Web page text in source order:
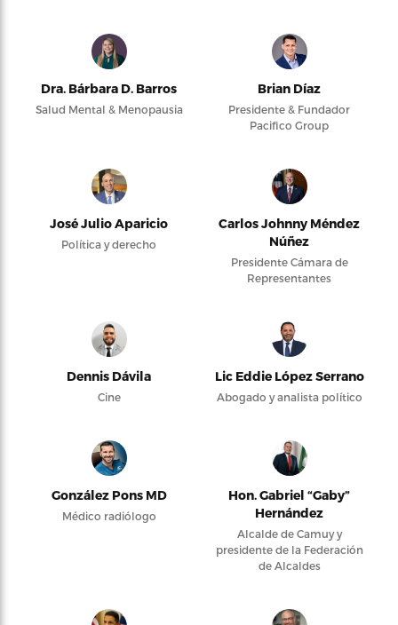
Dra. Bárbara D. Barros
Salud Mental & Menopausia
Brian Díaz
Presidente & Fundador
Pacifico Group
José Julio Aparicio
Política y derecho
Carlos Johnny Méndez
Núñez
Presidente Cámara de
Representantes
Dennis Dávila
Cine
Lic Eddie López Serrano
Abogado y analista político
González Pons MD
Médico radiólogo
Hon. Gabriel “Gaby”
Hernández
Alcalde de Camuy y
presidente de la Federación
de Alcaldes